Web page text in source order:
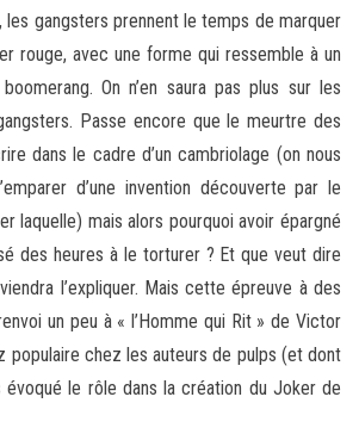
les gangsters prennent le temps de marquer
rouge, avec une forme qui ressemble à un
On n’en saura pas plus sur les
Passe encore que le meurtre des
dans le cadre d’un cambriolage (on nous
d’une invention découverte par le
laquelle) mais alors pourquoi avoir épargné
des heures à le torturer ? Et que veut dire
l’expliquer. Mais cette épreuve à des
un peu à « l’Homme qui Rit » de Victor
populaire chez les auteurs de pulps (et dont
évoqué le rôle dans la création du Joker de